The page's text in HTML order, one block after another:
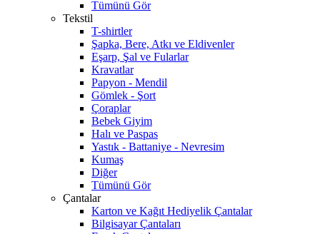
Tümünü Gör
Tekstil
T-shirtler
Şapka, Bere, Atkı ve Eldivenler
Eşarp, Şal ve Fularlar
Kravatlar
Papyon - Mendil
Gömlek - Şort
Çoraplar
Bebek Giyim
Halı ve Paspas
Yastık - Battaniye - Nevresim
Kumaş
Diğer
Tümünü Gör
Çantalar
Karton ve Kağıt Hediyelik Çantalar
Bilgisayar Çantaları